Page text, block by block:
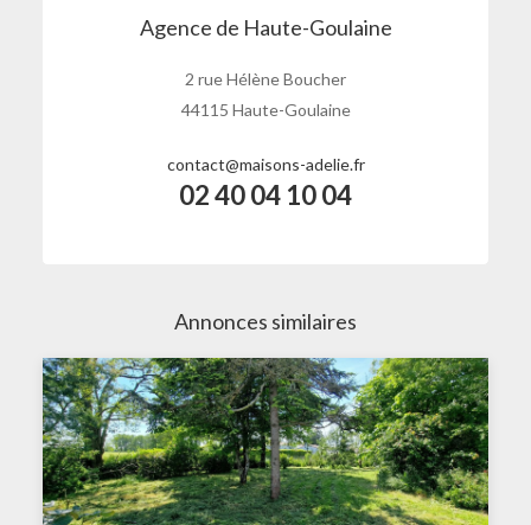
Agence de Haute-Goulaine
2 rue Hélène Boucher
44115 Haute-Goulaine
contact@maisons-adelie.fr
02 40 04 10 04
Annonces similaires